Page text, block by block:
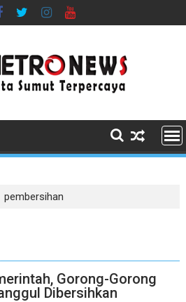
pembersihan
Gorong-Gorong
Dibersihkan